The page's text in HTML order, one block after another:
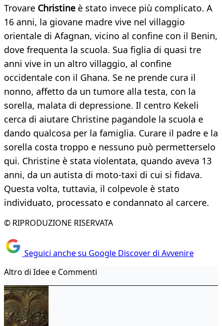
Trovare Christine è stato invece più complicato. A
16 anni, la giovane madre vive nel villaggio
orientale di Afagnan, vicino al confine con il Benin,
dove frequenta la scuola. Sua figlia di quasi tre
anni vive in un altro villaggio, al confine
occidentale con il Ghana. Se ne prende cura il
nonno, affetto da un tumore alla testa, con la
sorella, malata di depressione. Il centro Kekeli
cerca di aiutare Christine pagandole la scuola e
dando qualcosa per la famiglia. Curare il padre e la
sorella costa troppo e nessuno può permetterselo
qui. Christine è stata violentata, quando aveva 13
anni, da un autista di moto-taxi di cui si fidava.
Questa volta, tuttavia, il colpevole è stato
individuato, processato e condannato al carcere.
© RIPRODUZIONE RISERVATA
Seguici anche su Google Discover di Avvenire
Altro di Idee e Commenti